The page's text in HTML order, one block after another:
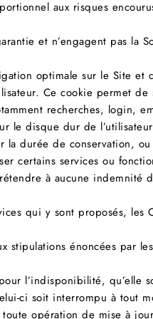
aux risques
et n’engagent pas
optimale sur le Site
Ce cookie permet
recherches, login,
le disque dur de
durée de conservation,
certains services ou
à aucune indemnité
qui y sont proposés,
stipulations énoncées par
l’indisponibilité,
ci soit interrompu à tout
opération de mise à